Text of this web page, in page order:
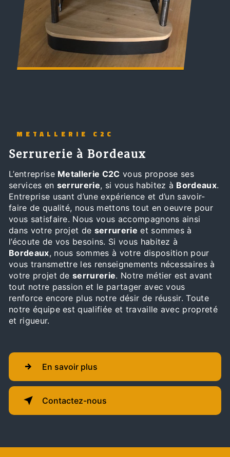
METALLERIE C2C
serrurerie à Bordeaux
L’entreprise Metallerie C2C vous propose ses
services en serrurerie, si vous habitez à Bordeaux.
Entreprise usant d’une expérience et d’un savoir-
faire de qualité, nous mettons tout en oeuvre pour
vous satisfaire. Nous vous accompagnons ainsi
dans votre projet de serrurerie et sommes à
l’écoute de vos besoins. Si vous habitez à
Bordeaux, nous sommes à votre disposition pour
vous transmettre les renseignements nécessaires à
votre projet deserrurerie. Notre métier est avant
tout notre passion et le partager avec vous
renforce encore plus notre désir de réussir. Toute
notre équipe est qualifiée et travaille avec propreté
et rigueur.
En savoir plus
Contactez-nous